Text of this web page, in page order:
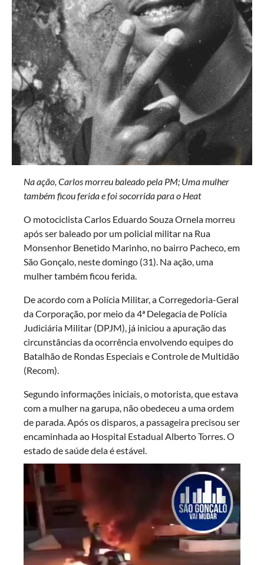
Na ação, Carlos morreu baleado pela PM; Uma mulher
também ficou ferida e foi socorrida para o Heat
O motociclista Carlos Eduardo Souza Ornela morreu
após ser baleado por um policial militar na Rua
Monsenhor Benetido Marinho, no bairro Pacheco, em
São Gonçalo, neste domingo (31). Na ação, uma
mulher também ficou ferida.
De acordo com a Polícia Militar, a Corregedoria-Geral
da Corporação, por meio da 4ª Delegacia de Polícia
Judiciária Militar (DPJM), já iniciou a apuração das
circunstâncias da ocorrência envolvendo equipes do
Batalhão de Rondas Especiais e Controle de Multidão
(Recom).
Segundo informações iniciais, o motorista, que estava
com a mulher na garupa, não obedeceu a uma ordem
de parada. Após os disparos, a passageira precisou ser
encaminhada ao Hospital Estadual Alberto Torres. O
estado de saúde dela é estável.